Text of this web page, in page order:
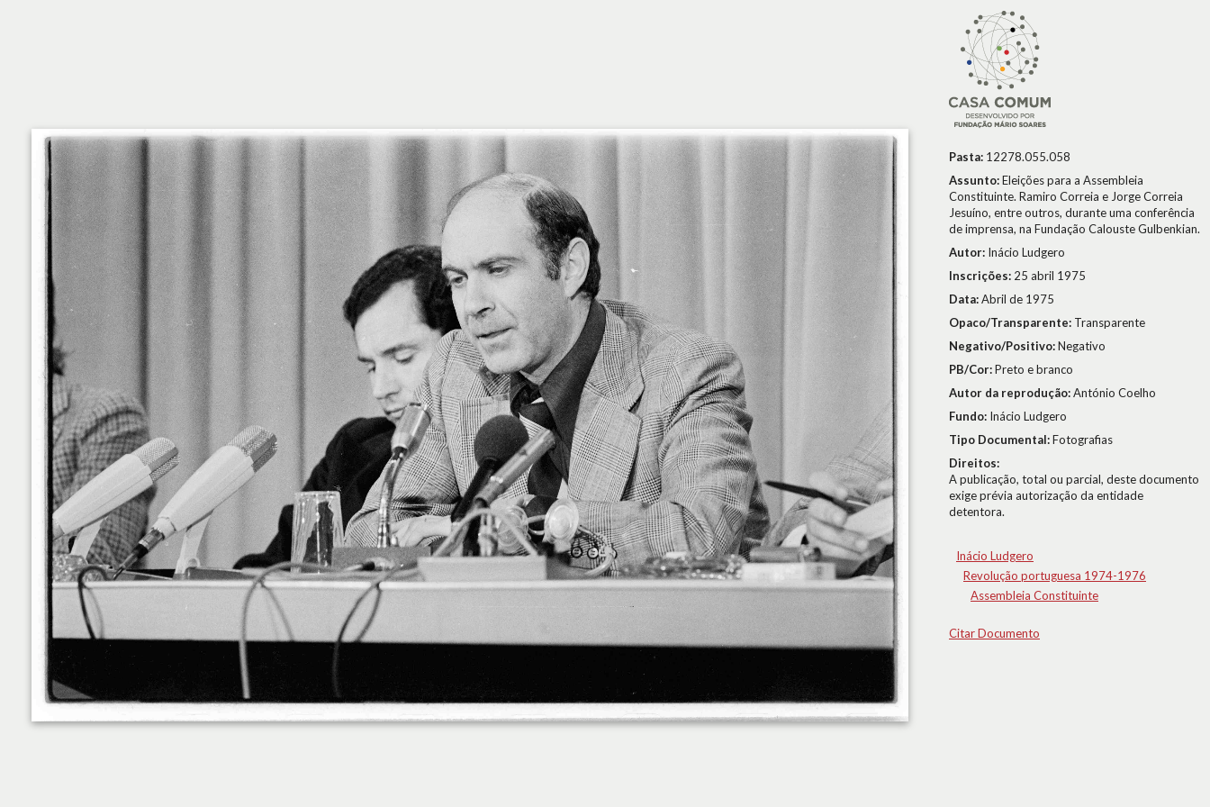
Pasta: 12278.055.058
Assunto:Eleições para a Assembleia
Constituinte. Ramiro Correia e Jorge Correia
Jesuíno, entre outros, durante uma conferência
de imprensa, na Fundação Calouste Gulbenkian.
Autor: Inácio Ludgero
Inscrições: 25 abril 1975
Data:Abril de 1975
Opaco/Transparente: Transparente
Negativo/Positivo:Negativo
PB/Cor:Preto e branco
Autor da reprodução:António Coelho
Fundo: Inácio Ludgero
Tipo Documental:Fotografias
Direitos:
A publicação, total ou parcial, deste documento
exige prévia autorização da entidade
detentora.
Inácio Ludgero
Revolução portuguesa 1974-1976
Assembleia Constituinte
Citar Documento